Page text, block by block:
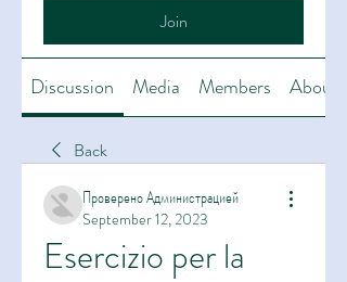
Join
Discussion Media Members About
Back
Проверено Администрацией
September 12, 2023
Esercizio per la